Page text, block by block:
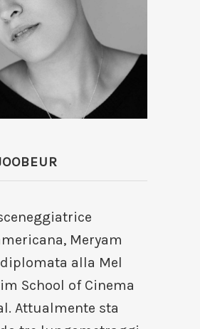
Meryam
alla Mel
School of Cinema
Attualmente sta